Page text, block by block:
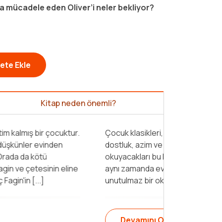
eden Oliver’i neler bekliyor?
Ekle
Kitap neden önemli?
zeka gelişimini desteklerken, sevgi,
de kazandırmaktadır. Keyifle
kültürler arası zenginliği keşfederken
de donanırlar. Klasikler, çocuklar için
yaşam boyu sürecek [...]